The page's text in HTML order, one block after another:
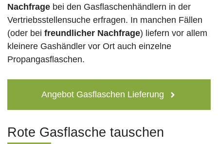
Nachfrage bei den Gasflaschenhändlern in der
Vertriebsstellensuche erfragen. In manchen Fällen
(oder bei freundlicher Nachfrage) liefern vor allem
kleinere Gashändler vor Ort auch einzelne
Propangasflaschen.
Angebot Gasflaschen Lieferung
Rote Gasflasche tauschen